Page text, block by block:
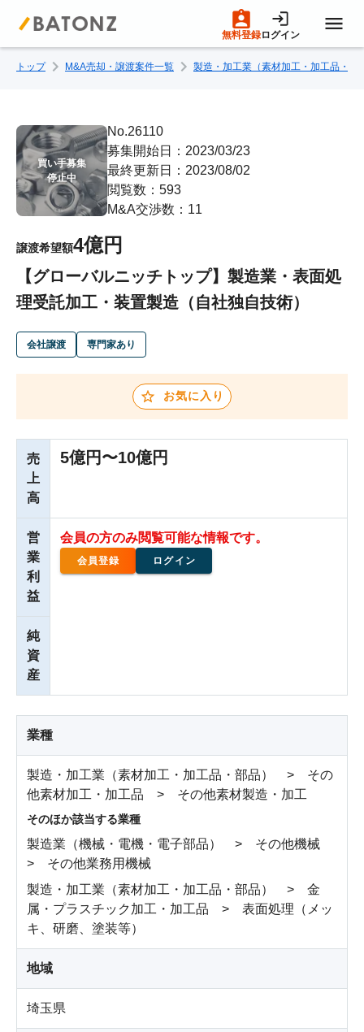
無料登録ログイン
トップページ
M&A案件一覧
売りたい方へ
買いたい方へ
成約事例
M&A専門家の方へ
トップ M&A売却・譲渡案件一覧 製造・加工業（素材加工・加工品・部
買い手募集
停止中
No.26110
募集開始日：2023/03/23
最終更新日：2023/08/02
閲覧数：593
M&A交渉数：11
譲渡希望額4億円
【グローバルニッチトップ】製造業・表面処
理受託加工・装置製造（自社独自技術）
会社譲渡 専門家あり
お気に入り
売
上
高
5億円〜10億円
営
業
利
益
会員の方のみ閲覧可能な情報です。
会員登録 ログイン
純
資
産
業種
製造・加工業（素材加工・加工品・部品） > その
他素材加工・加工品 > その他素材製造・加工
そのほか該当する業種
製造業（機械・電機・電子部品） > その他機械
> その他業務用機械
製造・加工業（素材加工・加工品・部品） > 金
属・プラスチック加工・加工品 > 表面処理（メッ
キ、研磨、塗装等）
地域
埼玉県